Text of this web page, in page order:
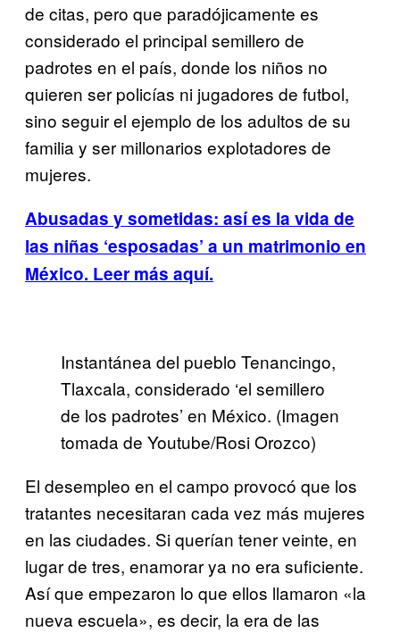
de citas, pero que paradójicamente es
considerado el principal semillero de
padrotes en el país, donde los niños no
quieren ser policías ni jugadores de futbol,
sino seguir el ejemplo de los adultos de su
familia y ser millonarios explotadores de
mujeres.
Abusadas y sometidas: así es la vida de
las niñas ‘esposadas’ a un matrimonio en
México. Leer más aquí.
Instantánea del pueblo Tenancingo,
Tlaxcala, considerado ‘el semillero
de los padrotes’ en México. (Imagen
tomada de Youtube/Rosi Orozco)
El desempleo en el campo provocó que los
tratantes necesitaran cada vez más mujeres
en las ciudades. Si querían tener veinte, en
lugar de tres, enamorar ya no era suficiente.
Así que empezaron lo que ellos llamaron «la
nueva escuela», es decir, la era de las